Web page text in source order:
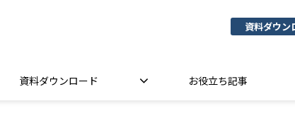
資料ダウン
資料ダウンロード お役立ち記事